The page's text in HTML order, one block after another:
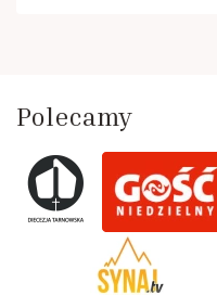
Polecamy